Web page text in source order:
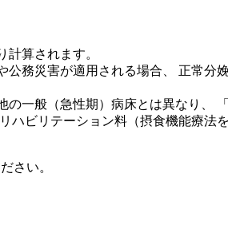
算されます。
公務災害が適用される場合、 正常
一般（急性期）病床とは異なり、
ビリテーション料（摂食機能療法
さい。